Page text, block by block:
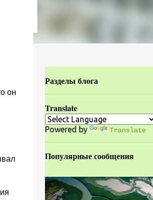
он
Разделы блога
Translate
Powered by Translate
Популярные сообщения